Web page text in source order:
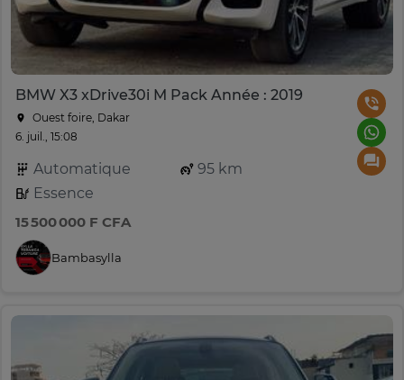
BMW X3 xDrive30i M Pack Année : 2019
Ouest foire, Dakar
6. juil., 15:08
Automatique
95 km
Essence
15 500 000 F CFA
Bambasylla